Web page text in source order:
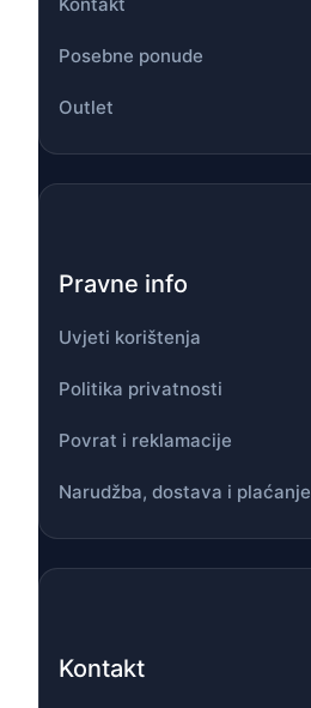
Posebne ponude
Outlet
Pravne info
Uvjeti korištenja
Politika privatnosti
Povrat i reklamacije
Narudžba, dostava i plaćanje
Kontakt